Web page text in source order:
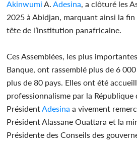
Akinwumi A. Adesina, a clôturé les
2025 à Abidjan, marquant ainsi la fin
tête de l’institution panafricaine.
Ces Assemblées, les plus
Banque, ont rassemblé plus de 6
plus de 80 pays. Elles ont été
professionnalisme par la République
PrésidentAdesina a vivement
Président Alassane Ouattara et la
Présidente des Conseils des